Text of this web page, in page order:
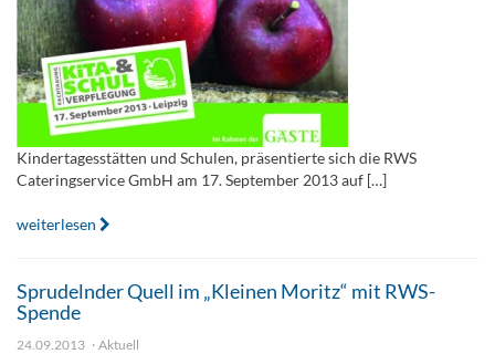
Kindertagesstätten und Schulen, präsentierte sich die RWS
Cateringservice GmbH am 17. September 2013 auf […]
weiterlesen
Sprudelnder Quell im „Kleinen Moritz“ mit RWS-
Spende
24.09.2013 Aktuell